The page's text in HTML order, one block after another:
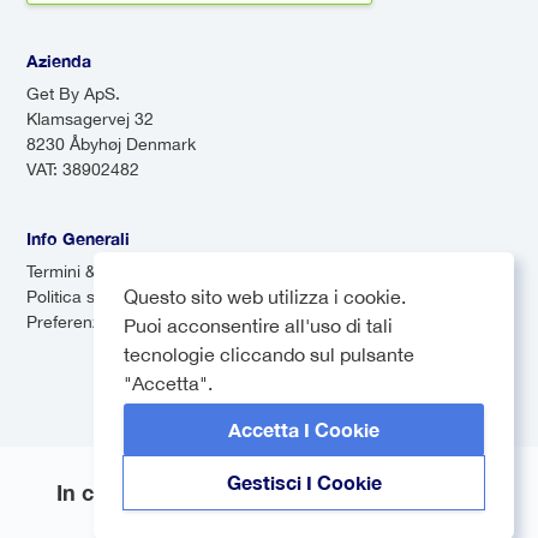
Questo sito web utilizza i cookie.
Puoi acconsentire all'uso di tali
tecnologie cliccando sul pulsante
"Accetta".
Accetta I Cookie
Gestisci I Cookie
Azienda
Get By ApS.
Klamsagervej 32
8230 Åbyhøj Denmark
VAT: 38902482
Info Generali
Termini & Condizioni
Politica sulla privacy
Preferenze dei cookie
In collaborazione con